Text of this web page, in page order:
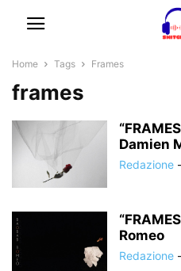
Home Tags Frames
frames
Damien
Redazione -
Romeo
Redazione -